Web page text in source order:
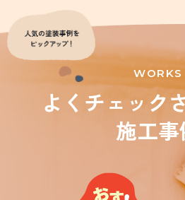
WORKS
よくチェック
施工事